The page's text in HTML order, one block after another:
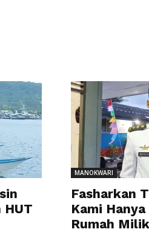
HUT
MANOKWARI
Fasharkan
Kami
Rumah